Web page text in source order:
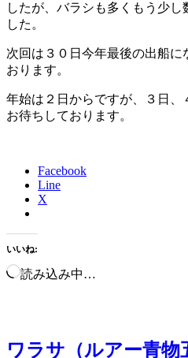
したが、バラシも多くもう少
した。
次回は３０日今年最後の出船
おります。
年始は２日からですが、３日
お待ちしております。
Facebook
Line
X
いいね:
読み込み中…
ワラサ（ルアー青物